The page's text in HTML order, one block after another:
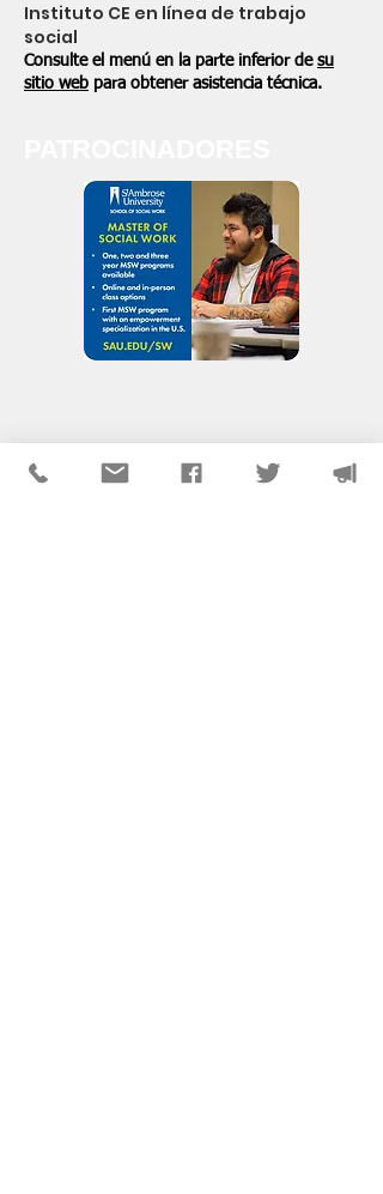
Instituto CE en línea de trabajo
social
Consulte el menú en la parte inferior de su
sitio web para obtener asistencia técnica.